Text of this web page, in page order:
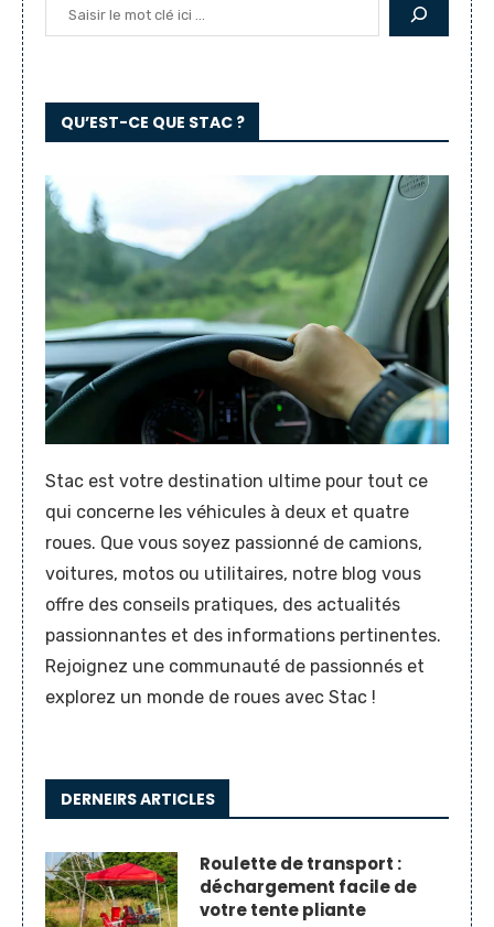
QU’EST-CE QUE STAC ?
Stac est votre destination ultime pour tout ce
qui concerne les véhicules à deux et quatre
roues. Que vous soyez passionné de camions,
voitures, motos ou utilitaires, notre blog vous
offre des conseils pratiques, des actualités
passionnantes et des informations pertinentes.
Rejoignez une communauté de passionnés et
explorez un monde de roues avec Stac !
DERNEIRS ARTICLES
Roulette de transport :
déchargement facile de
votre tente pliante